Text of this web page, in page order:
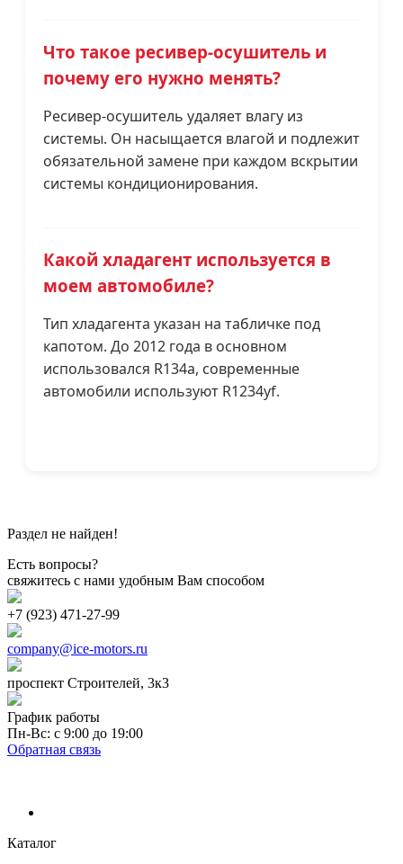
Что такое ресивер-осушитель и
почему его нужно менять?
Ресивер-осушитель удаляет влагу из
системы. Он насыщается влагой и подлежит
обязательной замене при каждом вскрытии
системы кондиционирования.
Какой хладагент используется в
моем автомобиле?
Тип хладагента указан на табличке под
капотом. До 2012 года в основном
использовался R134a, современные
автомобили используют R1234yf.
Раздел не найден!
Есть вопросы?
свяжитесь с нами удобным Вам способом
+7 (923) 471-27-99
company@ice-motors.ru
проспект Строителей, 3к3
График работы
Пн-Вс: с 9:00 до 19:00
Обратная связь
Каталог